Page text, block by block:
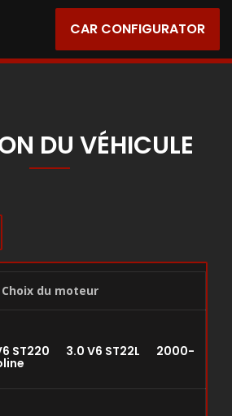
CAR CONFIGURATOR
DU VÉHICULE
Choix du moteur
ST220 3.0 V6 ST22L 2000-